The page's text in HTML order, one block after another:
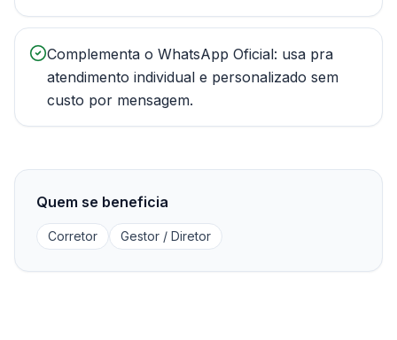
Complementa o WhatsApp Oficial: usa pra
atendimento individual e personalizado sem
custo por mensagem.
Quem se beneficia
Corretor Gestor / Diretor